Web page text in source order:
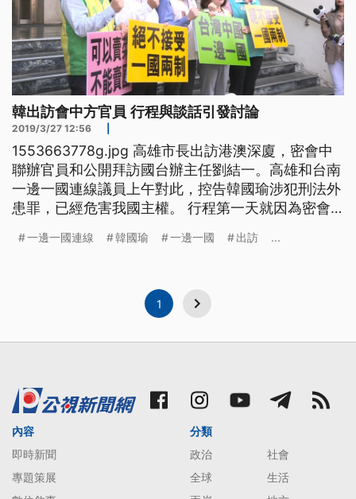
韓出訪會中方官員 行程與談話引發討論
2019/3/27 12:56
1553663778g.jpg 高雄市長出訪港澳深廈，密會中
聯辦官員和公開拜訪國台辦主任劉結一。高雄和台南
一邊一國連線議員上午對此，控告韓國瑜涉犯刑法外
患罪，已經危害我國主權。 行程第一天就因為密會
25日又與國台辦主任劉結一公開會面，表示強烈支持
一邊一國連線 韓國瑜 一邊一國 出訪 ...
1
內容
即時新聞
專題策展
分類
政治
社會
全球
生活